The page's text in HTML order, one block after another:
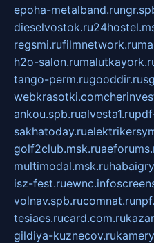
epoha-metalband.ru
dieselvostok.ru
regsmi.rufilmnetwork.ru
h2o-salon.ru
tango-perm.rugooddir.ru
webkrasotki.com
ankou.spb.rualvesta1.ru
sakhatoday.ru
golf2club.msk.ru
multimodal.msk.ru
isz-fest.ruewnc.info
volnav.spb.rucomnat.ru
tesiaes.rucard.com.ru
gildiya-kuznecov.ru